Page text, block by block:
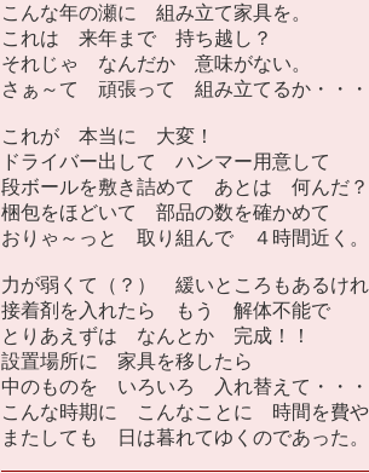
こんな年の瀬に 組み立て家具を。
これは 来年まで 持ち越し？
それじゃ なんだか 意味がない。
さぁ～て 頑張って 組み立てるか・・・
これが 本当に 大変！
ドライバー出して ハンマー用意して
段ボールを敷き詰めて あとは 何んだ？
梱包をほどいて 部品の数を確かめて
おりゃ～っと 取り組んで ４時間近く。
力が弱くて（？） 緩いところもあるけ
接着剤を入れたら もう 解体不能で
とりあえずは なんとか 完成！！
設置場所に 家具を移したら
中のものを いろいろ 入れ替えて・・・
こんな時期に こんなことに 時間を費や
またしても 日は暮れてゆくのであった。